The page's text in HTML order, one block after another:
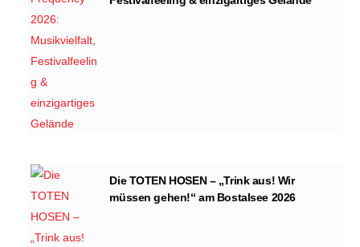
Die TOTEN HOSEN – „Trink aus! Wir
müssen gehen!“ am Bostalsee 2026